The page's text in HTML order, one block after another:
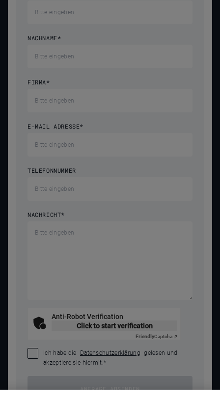
NACHNAME*
FIRMA*
E-MAIL ADRESSE*
TELEFONNUMMER
NACHRICHT*
Anti-Robot Verification
Click to start verification
FriendlyCaptcha ⇗
Ich habe die Datenschutzerklärung gelesen und
akzeptiere sie hiermit.*
ANFRAGE ABSENDEN